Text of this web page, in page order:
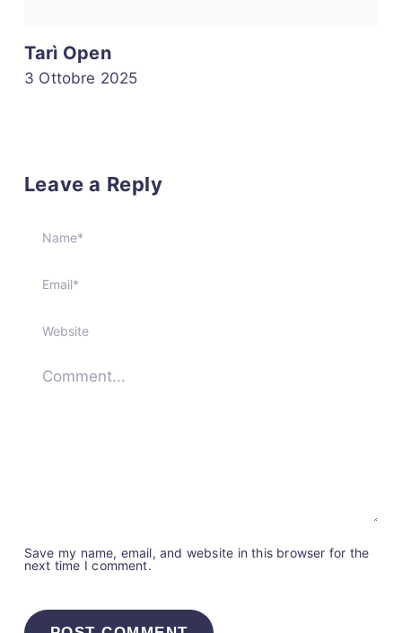
Tarì Open
3 Ottobre 2025
Leave a Reply
Save my name, email, and website in this browser for the
next time I comment.